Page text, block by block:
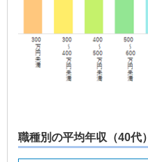
職種別の平均年収（40代）